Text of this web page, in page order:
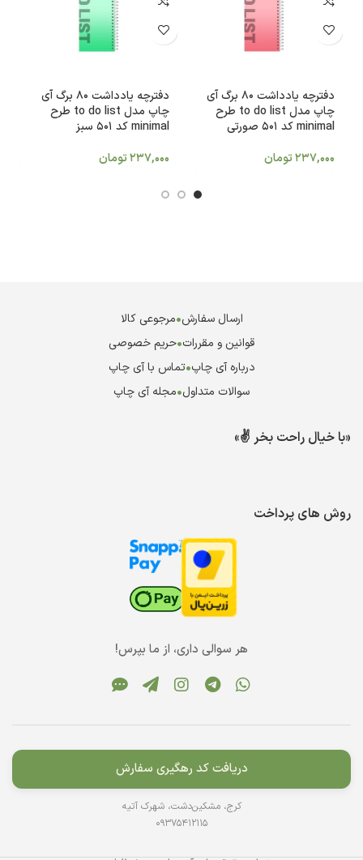
دفترچه یادداشت 80 برگ آی
چاپ مدل to do list طرح
minimal کد 501 صورتی
237,000تومان
دفترچه یادداشت 80 برگ آی
چاپ مدل to do list طرح
minimal کد 501 سبز
237,000تومان
ارسال سفارش•مرجوعی کالا
قوانین و مقررات•حریم خصوصی
درباره آی چاپ•تماس با آی چاپ
سوالات متداول•مجله آی چاپ
«با خیال راحت بخر ✌️»
روش های پرداخت
هر سوالی داری، از ما بپرس!
دریافت کد رهگیری سفارش
کرج، مشکین‌دشت، شهرک آتیه
09375412115